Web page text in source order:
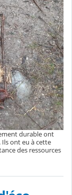
durable ont
ont eu à cette
des ressources